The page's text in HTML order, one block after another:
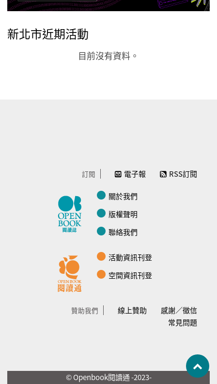
新北市近期活動
目前沒有資料。
訂閱 電子報 RSS訂閱
關於我們
版權聲明
聯絡我們
活動資訊刊登
空間資訊刊登
贊助我們 線上贊助
感謝／徵信
常見問題
© Openbook閱讀通 -2023-